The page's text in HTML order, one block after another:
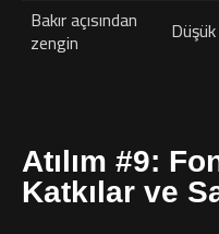
Bakır açısından
zengin Düşük
Atılım #9:
Katkılar ve